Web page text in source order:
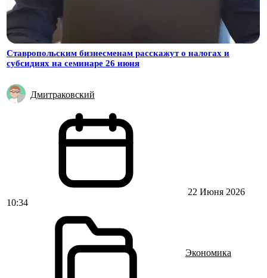
Ставропольским бизнесменам расскажут о налогах и
субсидиях на семинаре 26 июня
Дмитраковский
22 Июня 2026
10:34
Экономика